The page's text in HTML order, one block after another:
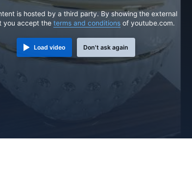
is hosted by a third party. By showing the external
you accept the terms and conditions of youtube.com.
Load video Don't ask again